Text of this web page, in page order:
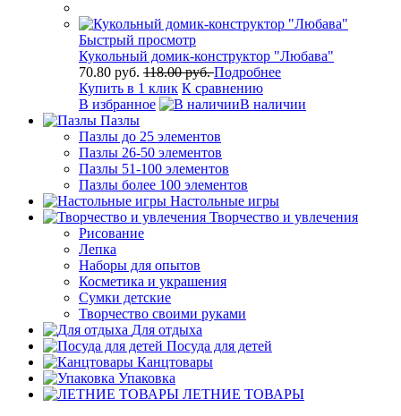
Быстрый просмотр
Кукольный домик-конструктор "Любава"
70.80 руб. 118.00 руб.Подробнее
Купить в 1 клик К сравнению
В избранное
В наличии
Пазлы
Пазлы до 25 элементов
Пазлы 26-50 элементов
Пазлы 51-100 элементов
Пазлы более 100 элементов
Настольные игры
Творчество и увлечения
Рисование
Лепка
Наборы для опытов
Косметика и украшения
Сумки детские
Творчество своими руками
Для отдыха
Посуда для детей
Канцтовары
Упаковка
ЛЕТНИЕ ТОВАРЫ